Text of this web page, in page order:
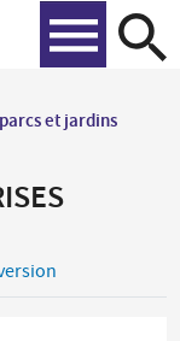
et jardins